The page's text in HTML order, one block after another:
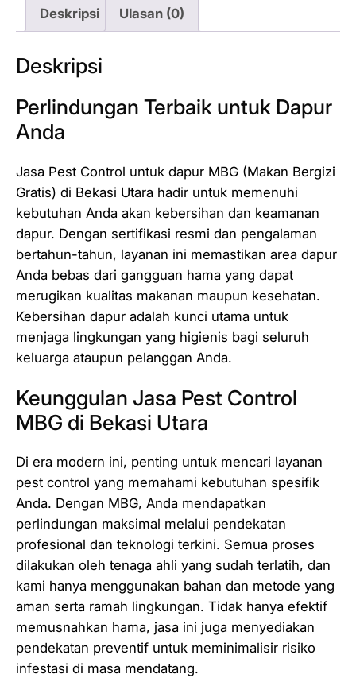
Deskripsi
Ulasan (0)
Deskripsi
Perlindungan Terbaik untuk Dapur
Anda
Jasa Pest Control untuk dapur MBG (Makan Bergizi
Gratis) di Bekasi Utara hadir untuk memenuhi
kebutuhan Anda akan kebersihan dan keamanan
dapur. Dengan sertifikasi resmi dan pengalaman
bertahun-tahun, layanan ini memastikan area dapur
Anda bebas dari gangguan hama yang dapat
merugikan kualitas makanan maupun kesehatan.
Kebersihan dapur adalah kunci utama untuk
menjaga lingkungan yang higienis bagi seluruh
keluarga ataupun pelanggan Anda.
Keunggulan Jasa Pest Control
MBG di Bekasi Utara
Di era modern ini, penting untuk mencari layanan
pest control yang memahami kebutuhan spesifik
Anda. Dengan MBG, Anda mendapatkan
perlindungan maksimal melalui pendekatan
profesional dan teknologi terkini. Semua proses
dilakukan oleh tenaga ahli yang sudah terlatih, dan
kami hanya menggunakan bahan dan metode yang
aman serta ramah lingkungan. Tidak hanya efektif
memusnahkan hama, jasa ini juga menyediakan
pendekatan preventif untuk meminimalisir risiko
infestasi di masa mendatang.